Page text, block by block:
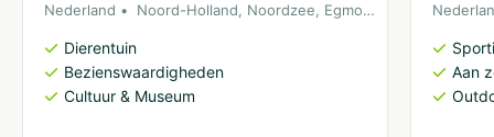
Nederland Noord-Holland, Noordzee, Egmond aan Zee
Dierentuin
Bezienswaardigheden
Cultuur & Museum
Aan